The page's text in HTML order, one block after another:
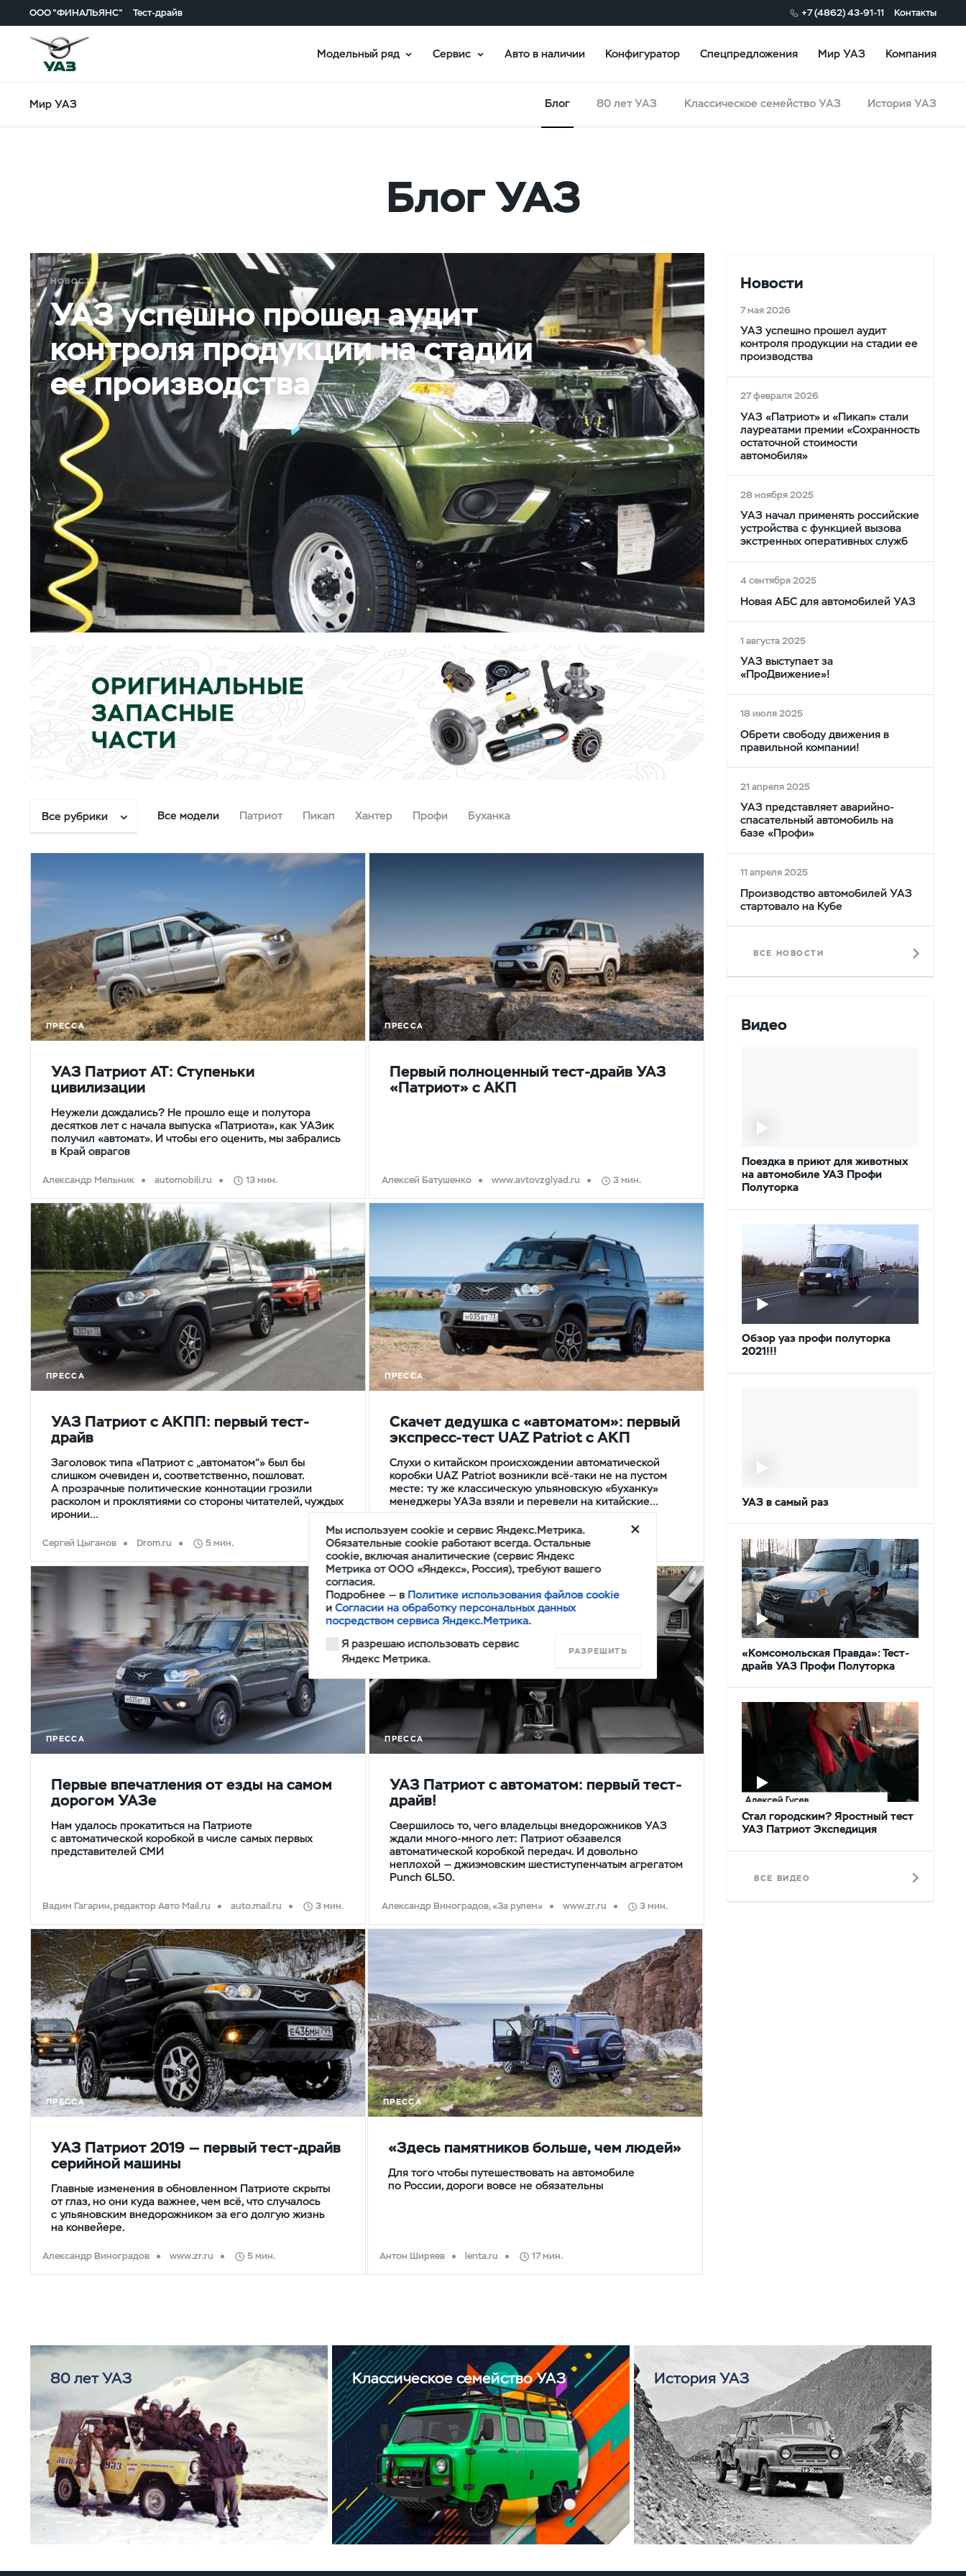
ООО "ФИНАЛЬЯНС" Тест-драйв +7 (4862) 43-91-11 Контакты
Модельный ряд Сервис Авто в наличии Конфигуратор Спецпредложения Мир УАЗ Компания
Мир УАЗ Блог 80 лет УАЗ Классическое семейство УАЗ История УАЗ
Блог УАЗ
НОВОСТИ
УАЗ успешно прошел аудит
контроля продукции на стадии
ее производства
Все рубрики Все модели Патриот Пикап Хантер Профи Буханка
ПРЕССА
УАЗ Патриот АТ: Ступеньки
цивилизации
Неужели дождались? Не прошло еще и полутора
десятков лет с начала выпуска «Патриота», как УАЗик
получил «автомат». И чтобы его оценить, мы забрались
в Край оврагов
Александр Мельник automobili.ru 13 мин.
ПРЕССА
Первый полноценный тест-драйв УАЗ
«Патриот» с АКП
Алексей Батушенко www.avtovzglyad.ru 3 мин.
ПРЕССА
УАЗ Патриот с АКПП: первый тест-
драйв
Заголовок типа «Патриот с „автоматом“» был бы
слишком очевиден и, соответственно, пошловат.
А прозрачные политические коннотации грозили
расколом и проклятиями со стороны читателей, чуждых
иронии…
Сергей Цыганов Drom.ru 5 мин.
ПРЕССА
Скачет дедушка с «автоматом»: первый
экспресс-тест UAZ Patriot с АКП
Слухи о китайском происхождении автоматической
коробки UAZ Patriot возникли всё-таки не на пустом
месте: ту же классическую ульяновскую «буханку»
менеджеры УАЗа взяли и перевели на китайские…
Сергей Арбузов www.kolesa.ru 5 мин.
ПРЕССА
Первые впечатления от езды на самом
дорогом УАЗе
Нам удалось прокатиться на Патриоте
с автоматической коробкой в числе самых первых
представителей СМИ
Вадим Гагарин, редактор Авто Mail.ru auto.mail.ru 3 мин.
ПРЕССА
УАЗ Патриот с автоматом: первый тест-
драйв!
Свершилось то, чего владельцы внедорожников УАЗ
ждали много-много лет: Патриот обзавелся
автоматической коробкой передач. И довольно
неплохой — джиэмовским шестиступенчатым агрегатом
Punch 6L50.
Александр Виноградов, «За рулем» www.zr.ru 3 мин.
ПРЕССА
УАЗ Патриот 2019 — первый тест-драйв
серийной машины
Главные изменения в обновленном Патриоте скрыты
от глаз, но они куда важнее, чем всё, что случалось
с ульяновским внедорожником за его долгую жизнь
на конвейере.
Александр Виноградов www.zr.ru 5 мин.
ПРЕССА
«Здесь памятников больше, чем людей»
Для того чтобы путешествовать на автомобиле
по России, дороги вовсе не обязательны
Антон Ширяев lenta.ru 17 мин.
Новости
7 мая 2026
УАЗ успешно прошел аудит
контроля продукции на стадии ее
производства
27 февраля 2026
УАЗ «Патриот» и «Пикап» стали
лауреатами премии «Сохранность
остаточной стоимости
автомобиля»
28 ноября 2025
УАЗ начал применять российские
устройства с функцией вызова
экстренных оперативных служб
4 сентября 2025
Новая АБС для автомобилей УАЗ
1 августа 2025
УАЗ выступает за
«ПроДвижение»!
18 июля 2025
Обрети свободу движения в
правильной компании!
21 апреля 2025
УАЗ представляет аварийно-
спасательный автомобиль на
базе «Профи»
11 апреля 2025
Производство автомобилей УАЗ
стартовало на Кубе
ВСЕ НОВОСТИ
Видео
Поездка в приют для животных
на автомобиле УАЗ Профи
Полуторка
Обзор уаз профи полуторка
2021!!!
УАЗ в самый раз
«Комсомольская Правда»: Тест-
драйв УАЗ Профи Полуторка
Стал городским? Яростный тест
УАЗ Патриот Экспедиция
ВСЕ ВИДЕО
80 лет УАЗ Классическое семейство УАЗ История УАЗ
Мы используем cookie и сервис Яндекс.Метрика.
Обязательные cookie работают всегда. Остальные
cookie, включая аналитические (сервис Яндекс
Метрика от ООО «Яндекс», Россия), требуют вашего
согласия.
Подробнее — в Политике использования файлов cookie
иСогласии на обработку персональных данных
посредством сервиса Яндекс.Метрика.
Я разрешаю использовать сервис
Яндекс Метрика.
РАЗРЕШИТЬ